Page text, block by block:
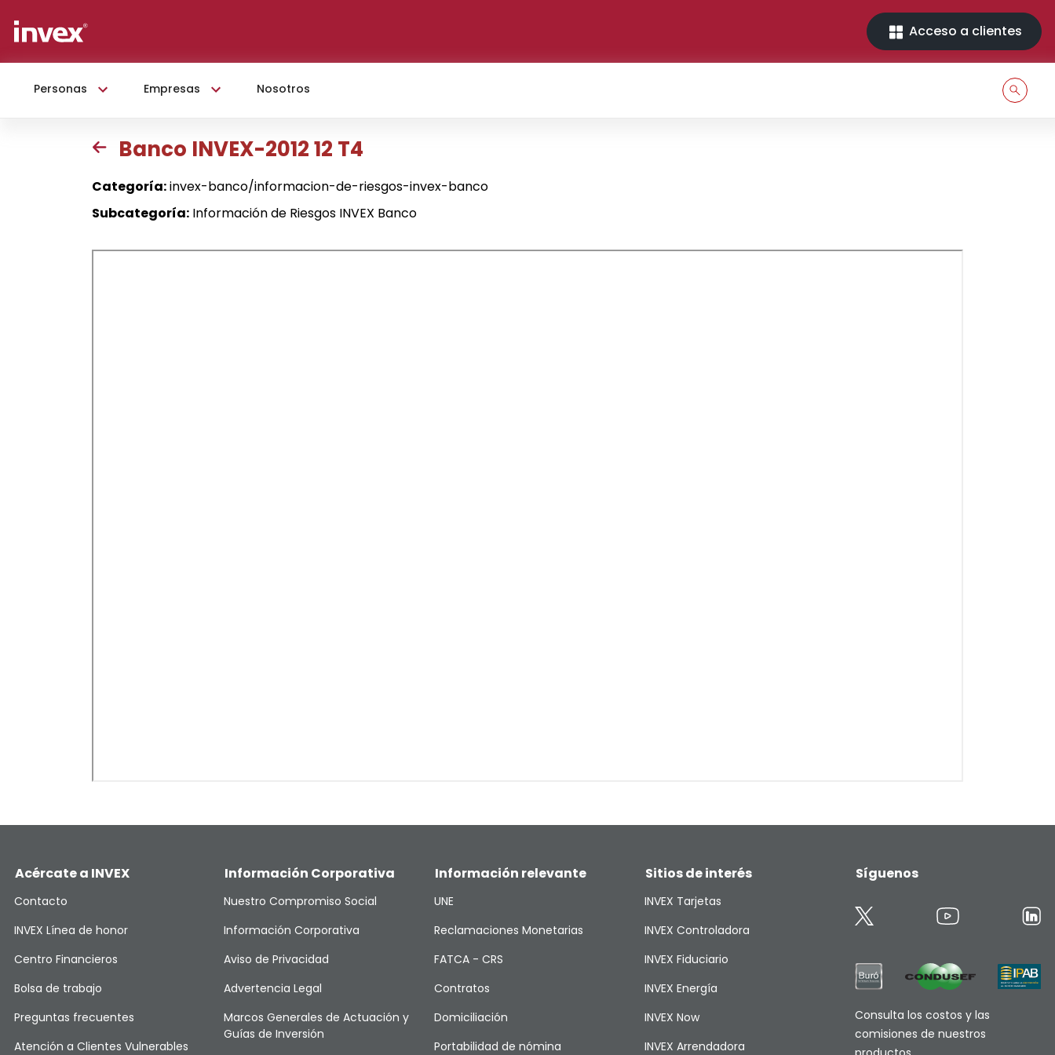
Acceso a clientes
Personas Empresas Nosotros
Banco INVEX-2012 12 T4
Categoría:invex-banco/informacion-de-riesgos-invex-banco
Subcategoría: Información de Riesgos INVEX Banco
Acércate a INVEX
Contacto
INVEX Línea de honor
Centro Financieros
Bolsa de trabajo
Preguntas frecuentes
Atención a Clientes Vulnerables
Información Corporativa
Nuestro Compromiso Social
Información Corporativa
Aviso de Privacidad
Advertencia Legal
Marcos Generales de Actuación y
Guías de Inversión
Información relevante
UNE
Reclamaciones Monetarias
FATCA - CRS
Contratos
Domiciliación
Portabilidad de nómina
Sitios de interés
INVEX Tarjetas
INVEX Controladora
INVEX Fiduciario
INVEX Energía
INVEX Now
INVEX Arrendadora
Síguenos
Consulta los costos y las
comisiones de nuestros